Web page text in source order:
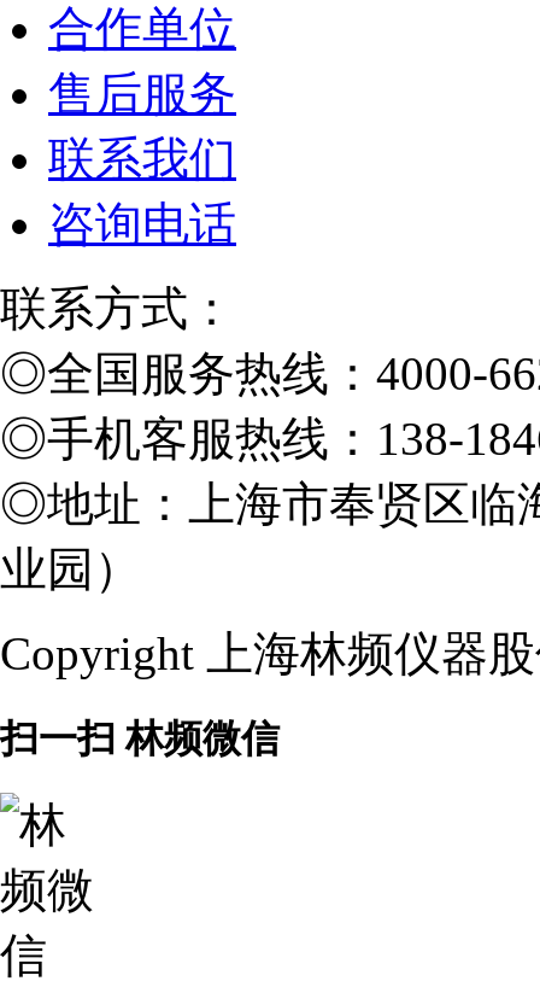
合作单位
售后服务
联系我们
咨询电话
联系方式：
◎全国服务热线：4000-
◎手机客服热线：138-
◎地址：上海市奉贤区临
业园）
Copyright 上海林频仪器
扫一扫 林频微信